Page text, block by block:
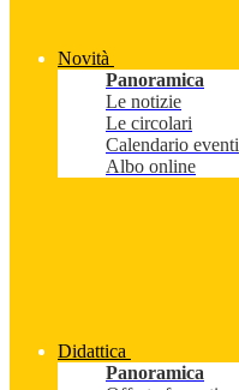
Novità
Panoramica
Le notizie
Le circolari
Calendario eventi
Albo online
Didattica
Panoramica